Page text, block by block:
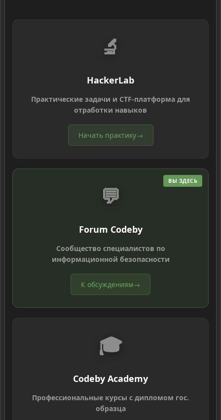
🔬
HackerLab
Практические задачи и CTF-платформа для
отработки навыков
Начать практику→
ВЫ ЗДЕСЬ
💬
Forum Codeby
Сообщество специалистов по
информационной безопасности
К обсуждениям→
🎓
Codeby Academy
Профессиональные курсы с дипломом гос.
образца